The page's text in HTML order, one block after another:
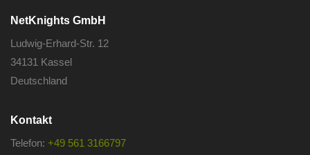
NetKnights GmbH
Ludwig-Erhard-Str. 12
34131 Kassel
Deutschland
Kontakt
Telefon: +49 561 3166797